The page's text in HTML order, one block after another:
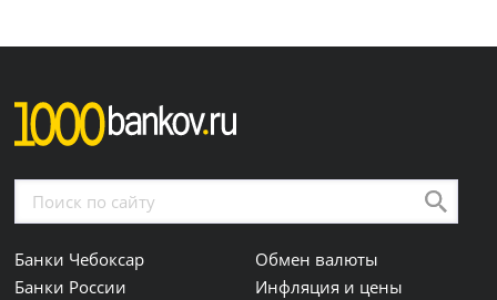
Банки Чебоксар
Банки России
Обмен валюты
Инфляция и цены